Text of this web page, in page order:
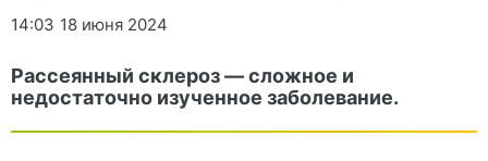
14:03 18 июня 2024
Рассеянный склероз — сложное и
недостаточно изученное заболевание.